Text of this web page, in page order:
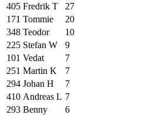
405 Fredrik T
27
171 Tommie
20
348 Teodor
10
225 Stefan W
9
101 Vedat
7
251 Martin K
7
294 Johan H
7
410 Andreas L 7
293 Benny
6